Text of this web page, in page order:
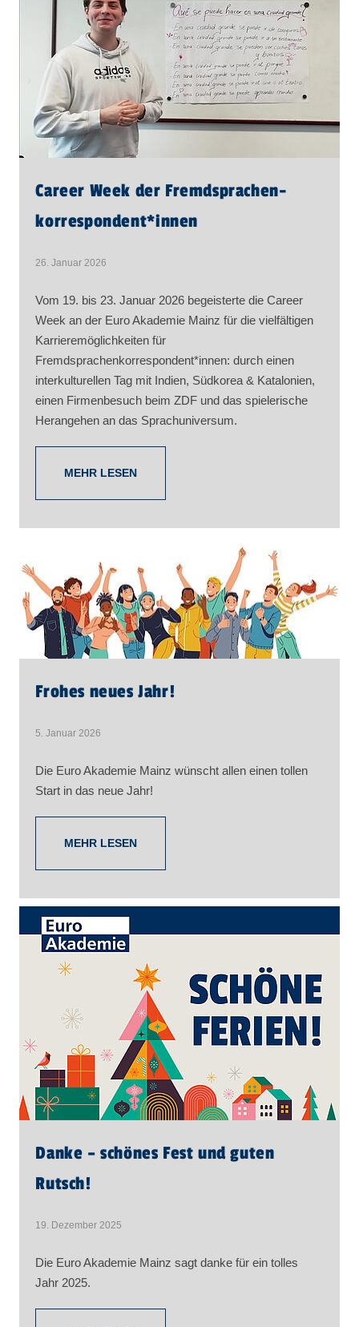
Career Week der Fremd­sprachen­
korre­spon­dent​*innen
26. Januar 2026
Vom 19. bis 23. Januar 2026 begeisterte die Career
Week an der Euro Akademie Mainz für die vielfältigen
Karrieremöglichkeiten für
Fremdsprachenkorrespondent*innen: durch einen
interkulturellen Tag mit Indien, Südkorea & Katalonien,
einen Firmenbesuch beim ZDF und das spielerische
Herangehen an das Sprachuniversum.
MEHR LESEN
Frohes neues Jahr!
5. Januar 2026
Die Euro Akademie Mainz wünscht allen einen tollen
Start in das neue Jahr!
MEHR LESEN
Danke – schönes Fest und guten
Rutsch!
19. Dezember 2025
Die Euro Akademie Mainz sagt danke für ein tolles
Jahr 2025.